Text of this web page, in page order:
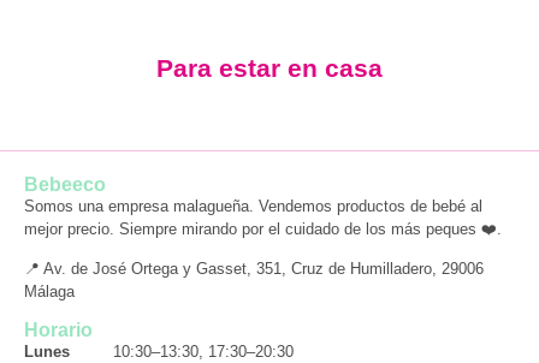
Para estar en casa
Bebeeco
Somos una empresa malagueña. Vendemos productos de bebé al
mejor precio. Siempre mirando por el cuidado de los más peques ❤️.
📍 Av. de José Ortega y Gasset, 351, Cruz de Humilladero, 29006
Málaga
Horario
Lunes 10:30–13:30, 17:30–20:30